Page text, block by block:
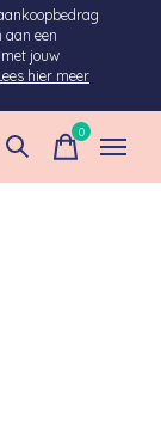
aan een
jouw
hier meer
0items